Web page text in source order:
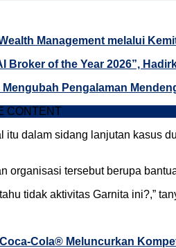
Management melalui
Broker of the Year 2026”,
Pengalaman
CONTENT
itu dalam sidang lanjutan kasus
organisasi tersebut berupa
tidak aktivitas Garnita ini?,”
Cola® Meluncurkan